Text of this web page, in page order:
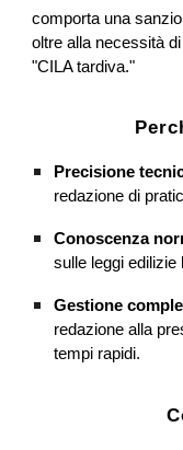
comporta una
oltre alla necessità
"CILA tardiva."
Precisione
redazione di
Conoscenza
sulle leggi edilizie
Gestione
redazione alla
tempi rapidi.